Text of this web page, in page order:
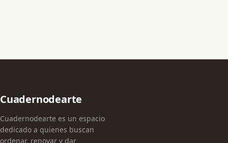
Cuadernodearte
Cuadernodearte es un espacio
dedicado a quienes buscan
ordenar, renovar y dar